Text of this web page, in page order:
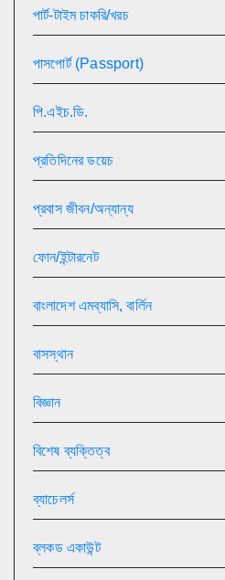
পার্ট-টাইম চাকরি/খরচ
পাসপোর্ট (Passport)
পি.এইচ.ডি.
প্রতিদিনের ডয়েচ
প্রবাস জীবন/অন্যান্য
ফোন/ইন্টারনেট
বাংলাদেশ এমব্যাসি, বার্লিন
বাসস্থান
বিজ্ঞান
বিশেষ ব্যক্তিত্ব
ব্যাচেলর্স
ব্লকড একাউন্ট